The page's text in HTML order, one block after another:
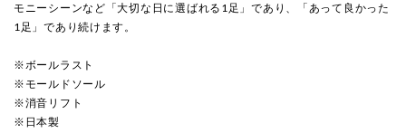
モニーシーンなど「大切な日に選ばれる1足」であり、「あって良かった
1足」であり続けます。
※ボールラスト
※モールドソール
※消音リフト
※日本製